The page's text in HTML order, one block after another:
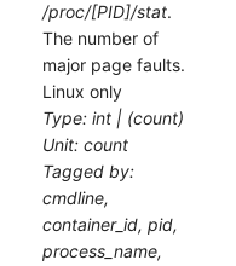
/proc/[PID]/stat.
The number of
major page faults.
Linux only
Type: int | (count)
Unit: count
Tagged by:
cmdline,
container_id, pid,
process_name,